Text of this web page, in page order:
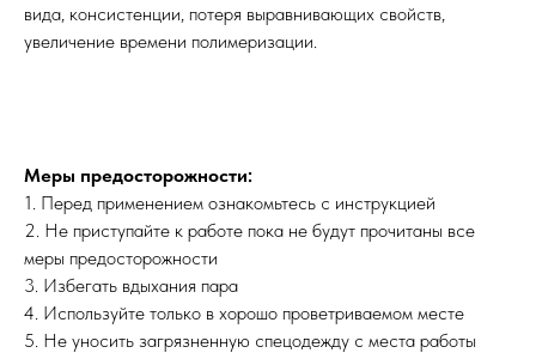
вида, консистенции, потеря выравнивающих свойств,
увеличение времени полимеризации.
Меры предосторожности:
1. Перед применением ознакомьтесь с инструкцией
2. Не приступайте к работе пока не будут прочитаны все
меры предосторожности
3. Избегать вдыхания пара
4. Используйте только в хорошо проветриваемом месте
5. Не уносить загрязненную спецодежду с места работы